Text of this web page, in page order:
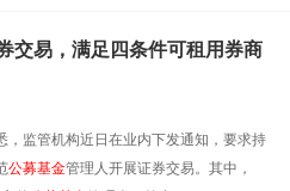
交易，满足四条件可租用券商
，监管机构近日在业内下发通知，要求持
公募基金管理人开展证券交易。其中，